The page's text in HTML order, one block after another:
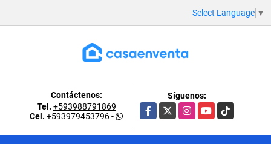
Select Language ▼
Contáctenos:
Tel. +593988791869
Cel. +593979453796-
Síguenos:
Facebook
X InstagramYouTubeTikTok